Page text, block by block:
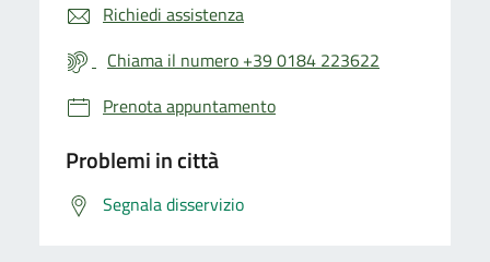
Richiedi assistenza
Chiama il numero +39 0184 223622
Prenota appuntamento
Problemi in città
Segnala disservizio